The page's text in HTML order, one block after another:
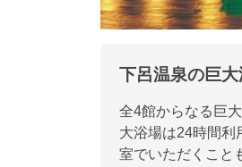
下呂温泉の巨大
全4館からなる巨
大浴場は24時間利
室でいただくこと